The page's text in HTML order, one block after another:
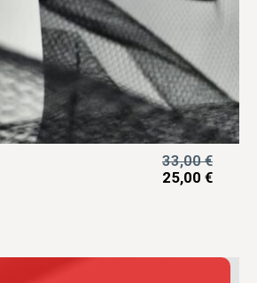
33,00€
25,00 €